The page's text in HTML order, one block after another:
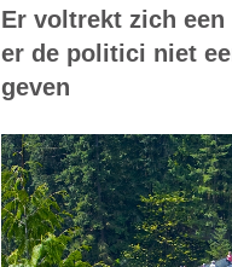
Er voltrekt zich
er de politici niet
geven